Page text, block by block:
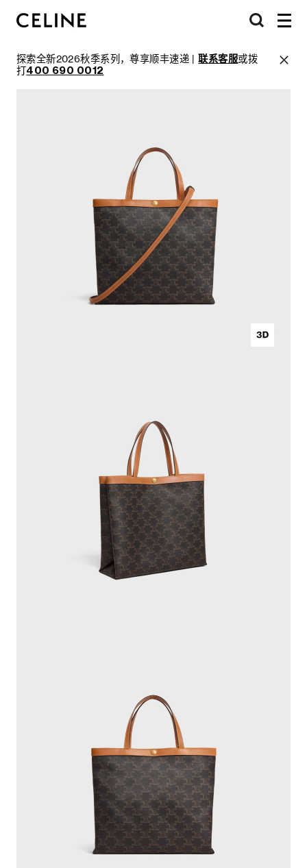
探索全新2026秋季系列，尊享顺丰速递 |联系客服或拨
打400 690 0012